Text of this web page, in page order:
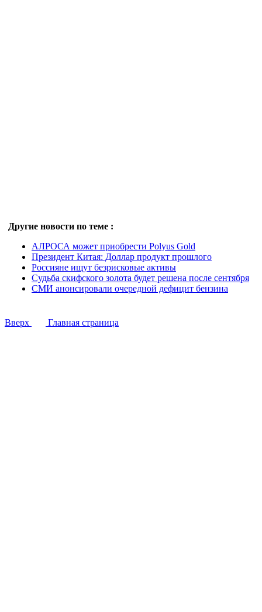
Другие новости по теме :
АЛРОСА может приобрести Polyus Gold
Президент Китая: Доллар продукт прошлого
Россияне ищут безрисковые активы
Судьба скифского золота будет решена после сентября
СМИ анонсировали очередной дефицит бензина
Вверх Главная страница